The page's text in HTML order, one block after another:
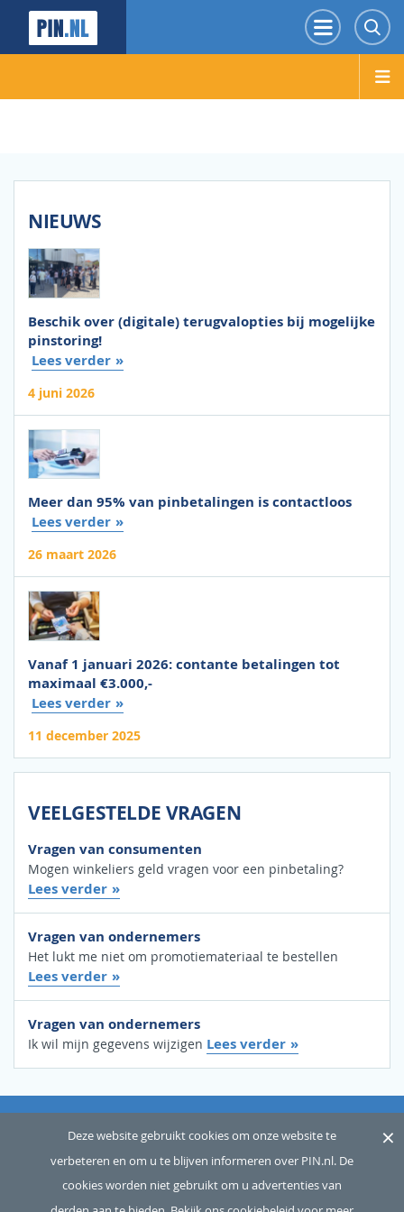
Menu
NIEUWS
Beschik over (digitale) terugvalopties bij mogelijke
pinstoring!
Lees verder
4 juni 2026
Meer dan 95% van pinbetalingen is contactloos
Lees verder
26 maart 2026
Vanaf 1 januari 2026: contante betalingen tot
maximaal €3.000,-
Lees verder
11 december 2025
VEELGESTELDE VRAGEN
Vragen van consumenten
Mogen winkeliers geld vragen voor een pinbetaling?
Lees verder
Vragen van ondernemers
Het lukt me niet om promotiemateriaal te bestellen
Lees verder
Vragen van ondernemers
Ik wil mijn gegevens wijzigen Lees verder
Copyright © 2026 Betaalvereniging Nederland, alle rechten
OVER ONS SITEMAP WOORDENLIJST CONTACT
DISCLAIMER PRIVACY
Deze website gebruikt cookies om onze website te
verbeteren en om u te blijven informeren over PIN.nl. De
cookies worden niet gebruikt om u advertenties van
×